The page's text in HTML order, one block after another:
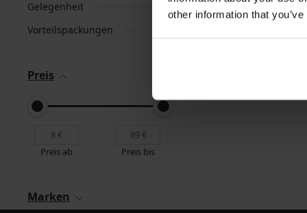
other information that
Gelegenheit
Vorteilspackungen
Preis
Preis ab Preis bis
Marken